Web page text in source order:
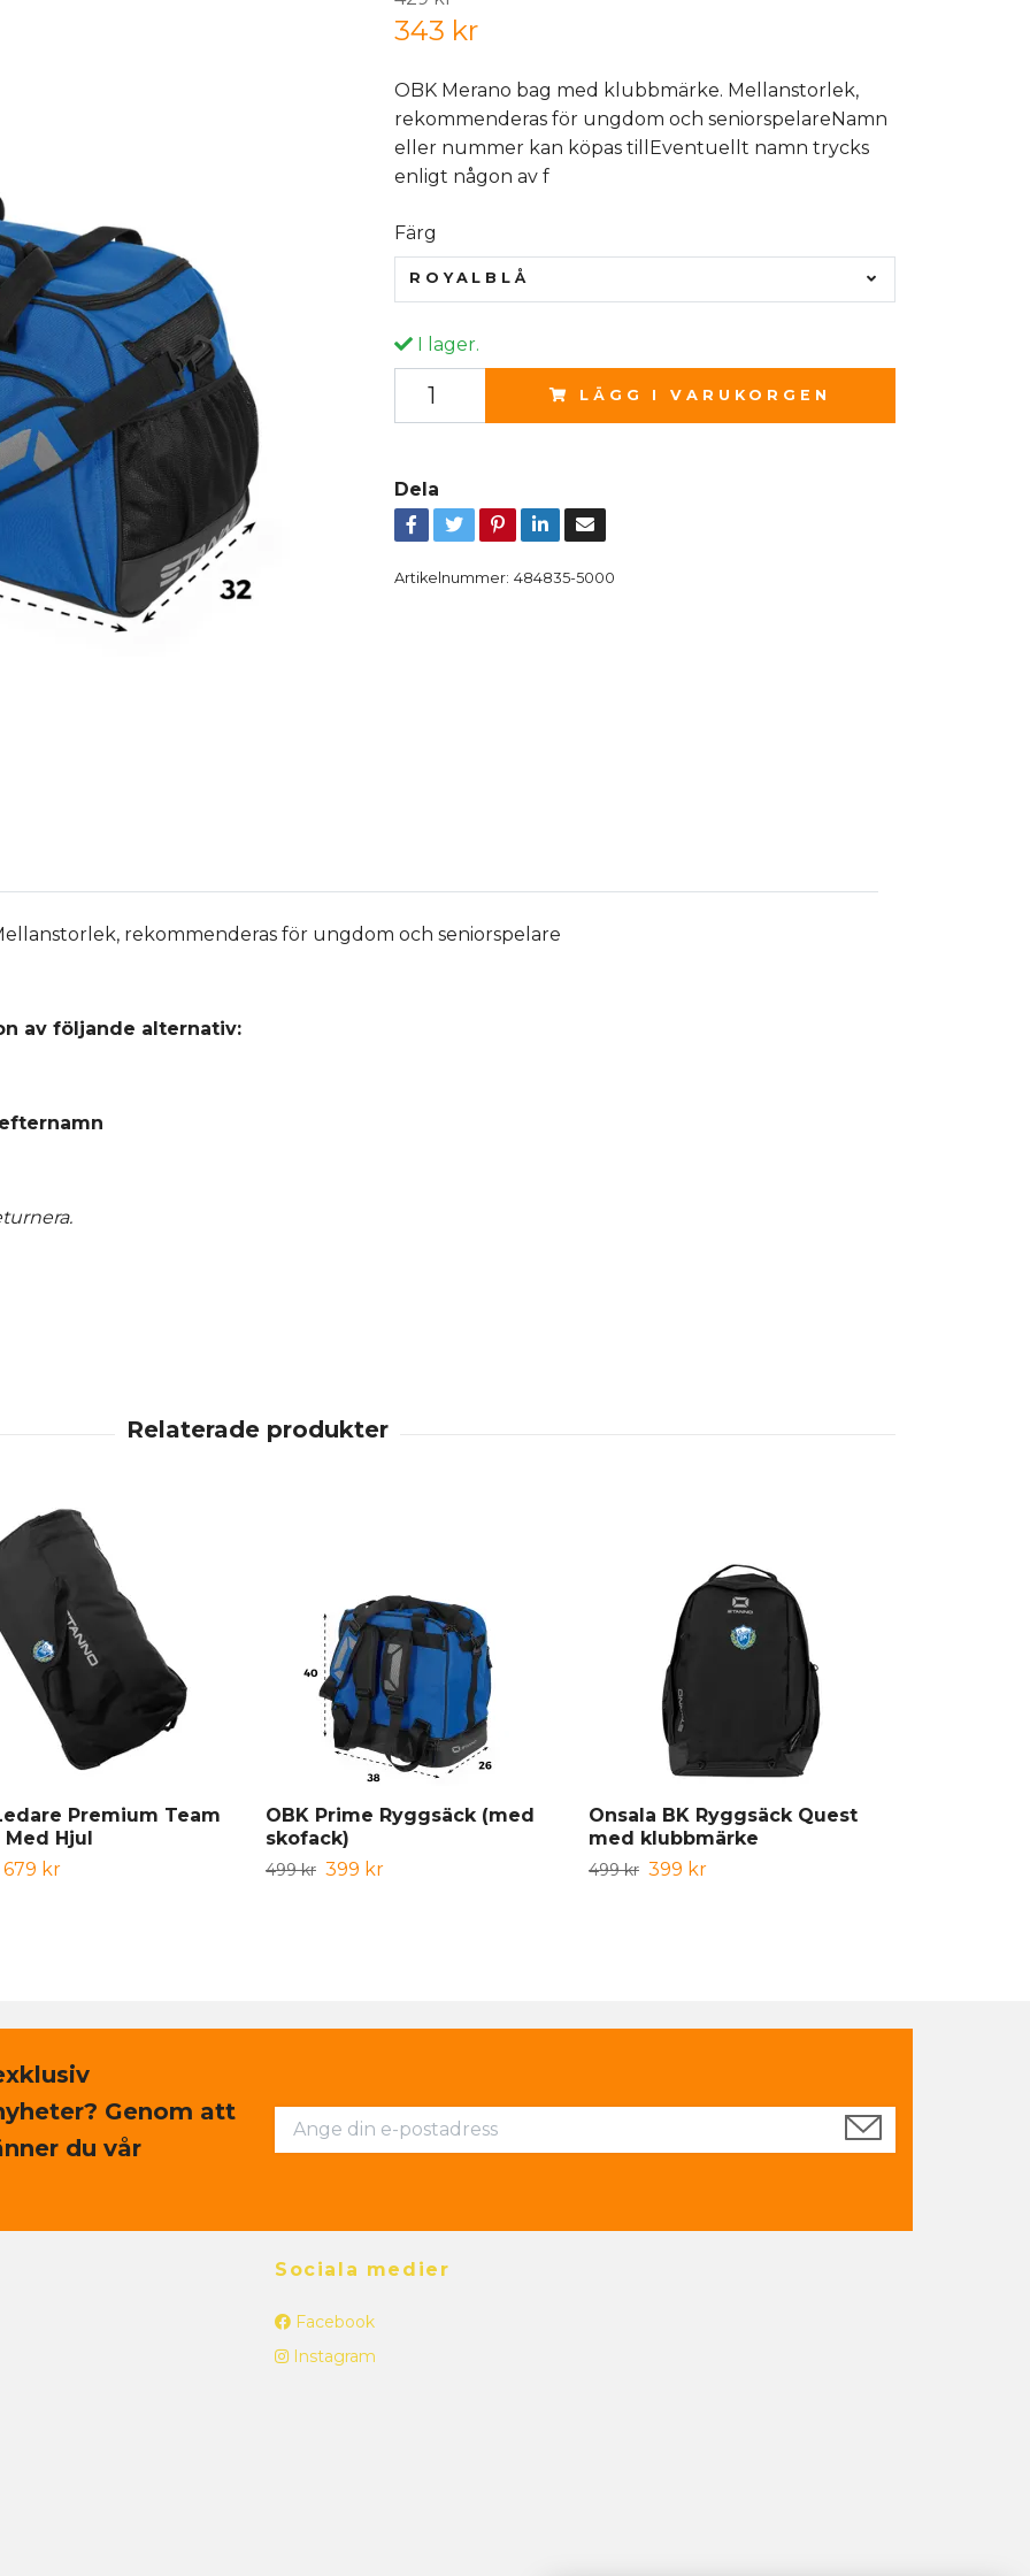
343 kr
OBK Merano bag med klubbmärke. Mellanstorlek,
rekommenderas för ungdom och seniorspelareNamn
eller nummer kan köpas tillEventuellt namn trycks
enligt någon av f
Färg
ROYALBLÅ
I lager.
LÄGG I VARUKORGEN
Dela
Artikelnummer: 484835-5000
rekommenderas för ungdom och seniorspelare
av följande alternativ:
Premium Team
Med Hjul
679 kr
OBK Prime Ryggsäck (med
skofack)
499 kr 399 kr
Onsala BK Ryggsäck Quest
med klubbmärke
499 kr 399 kr
Genom att
du vår
Sociala medier
Facebook
Instagram